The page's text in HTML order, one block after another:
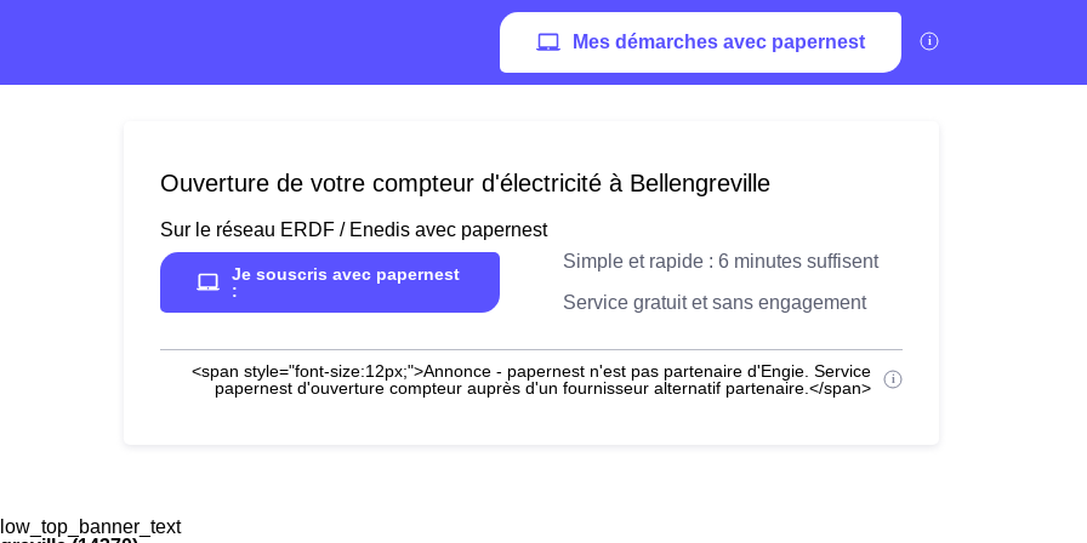
Mes démarches avec papernest
Ouverture de votre compteur d'électricité à Bellengreville
Sur le réseau ERDF / Enedis avec papernest
Je souscris avec papernest
:
Simple et rapide : 6 minutes suffisent
Service gratuit et sans engagement
<span style="font-size:12px;">Annonce - papernest n'est pas partenaire d'Engie. Service
papernest d'ouverture compteur auprès d'un fournisseur alternatif partenaire.</span>